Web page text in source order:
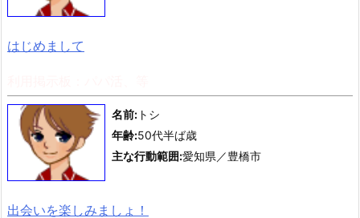
はじめまして
名前: トシ
年齢:50代半ば歳
主な行動範囲:愛知県／豊橋市
出会いを楽しみましょ！